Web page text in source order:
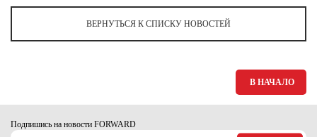
Тульская область (1)
Тюменская область (3)
Ярославская область (1)
ВЕРНУТЬСЯ К СПИСКУ НОВОСТЕЙ
В НАЧАЛО
Подпишись на новости FORWARD